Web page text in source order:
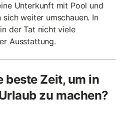
Unterkunft mit Pool und
sich weiter umschauen. In
der Tat nicht viele
Ausstattung.
beste Zeit, um in
zu machen?